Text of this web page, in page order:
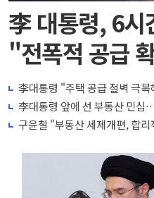
李 대통령, 6시
"전폭적 공급
李대통령 "주택 공급 절벽 극
李대통령 앞에 선 부동산 민
구윤철 "부동산 세제개편, 합